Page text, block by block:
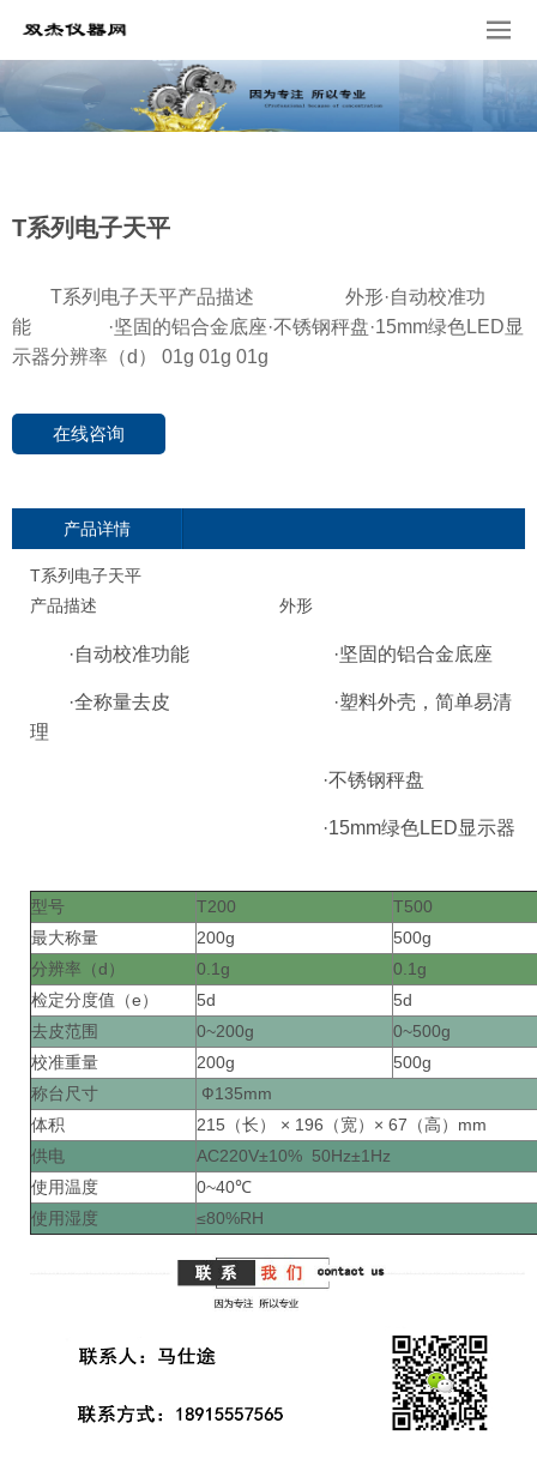
T系列电子天平
T系列电子天平产品描述 外形·自动校准功
能 ·坚固的铝合金底座·不锈钢秤盘·15mm绿色LED显
示器分辨率（d） 01g 01g 01g
在线咨询
产品详情
T系列电子天平
产品描述 外形
·自动校准功能 ·坚固的铝合金底座
·全称量去皮 ·塑料外壳，简单易清
理
·不锈钢秤盘
·15mm绿色LED显示器
型号 T200
T500
最大称量
200g
500g
分辨率（d）
0.1g
0.1g
检定分度值（e）
5d
5d
去皮范围
0~200g
0~500g
校准重量
200g
500g
称台尺寸
Ф135mm
体积
215（长） × 196（宽）× 67（高）mm
供电
AC220V±10% 50Hz±1Hz
使用温度
0~40℃
使用湿度
≤80%RH